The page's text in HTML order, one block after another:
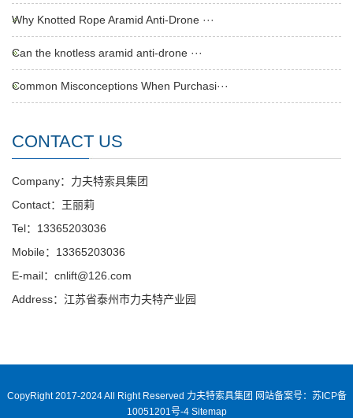
Why Knotted Rope Aramid Anti-Drone ···
Can the knotless aramid anti-drone ···
Common Misconceptions When Purchasi···
CONTACT US
Company：力夫特索具集团
Contact：王丽莉
Tel：13365203036
Mobile：13365203036
E-mail：cnlift@126.com
Address：江苏省泰州市力夫特产业园
CopyRight 2017-2024 All Right Reserved 力夫特索具集团 网站备案号：苏ICP备
10051201号-4 Sitemap